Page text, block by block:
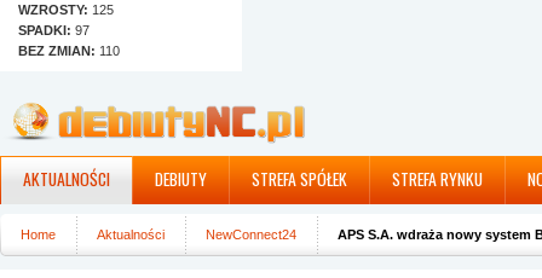
WZROSTY: 125
SPADKI: 97
BEZ ZMIAN: 110
AKTUALNOŚCI DEBIUTY STREFA SPÓŁEK STREFA RYNKU
Home Aktualności NewConnect24 APS S.A. wdraża nowy system